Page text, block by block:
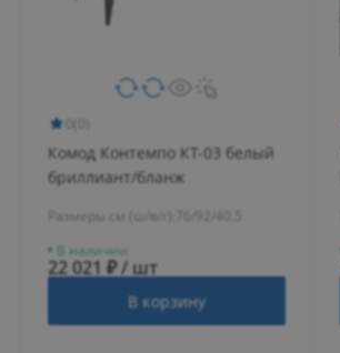
Комод Контемпо КТ-03 белый
бриллиант/бланж
Размеры см (ш/в/г):
В наличии
22 021 ₽ / шт
В корзину